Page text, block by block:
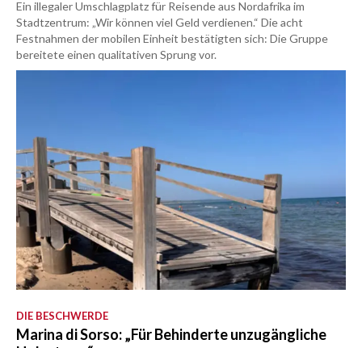
Ein illegaler Umschlagplatz für Reisende aus Nordafrika im
Stadtzentrum: „Wir können viel Geld verdienen.“ Die acht
Festnahmen der mobilen Einheit bestätigten sich: Die Gruppe
bereitete einen qualitativen Sprung vor.
DIE BESCHWERDE
Marina di Sorso: „Für Behinderte unzugängliche